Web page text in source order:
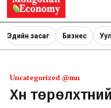
Эдийн засаг Бизнес
Uncategorized @mn
Хүн